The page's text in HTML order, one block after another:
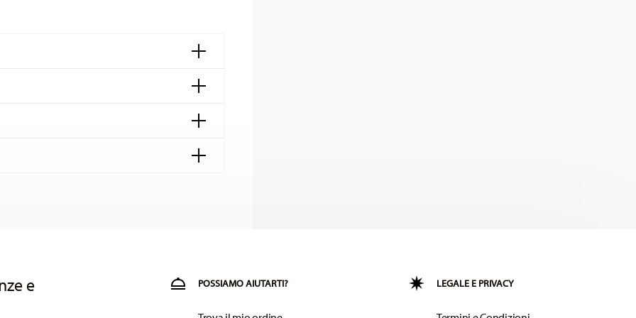
è gratuita in tutti i paesi (eccetto il
e
POSSIAMO AIUTARTI? LEGALE E PRIVACY